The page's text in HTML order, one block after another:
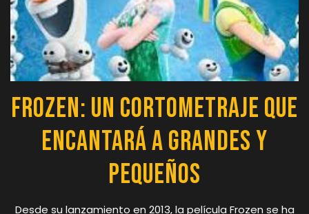
Frozen: Un Cortometraje que
Encantará a Grandes y
Pequeños
Desde su lanzamiento en 2013, la película Frozen se ha